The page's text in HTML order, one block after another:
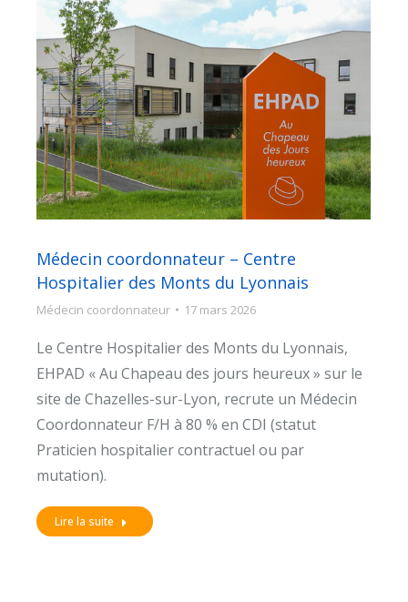
Médecin coordonnateur – Centre
Hospitalier des Monts du Lyonnais
Médecin coordonnateur 17 mars 2026
Le Centre Hospitalier des Monts du Lyonnais,
EHPAD « Au Chapeau des jours heureux » sur le
site de Chazelles-sur-Lyon, recrute un Médecin
Coordonnateur F/H à 80 % en CDI (statut
Praticien hospitalier contractuel ou par
mutation).
Lire la suite